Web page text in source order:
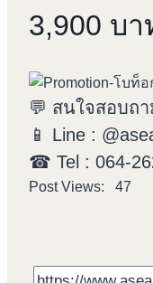
3,900 บา
💬 สนใจสอบถ
📱 Line :
☎ Tel : 064-
Post Views: 47